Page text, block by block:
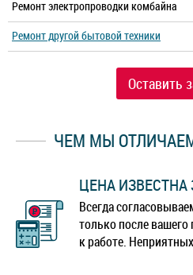
Ремонт электропроводки комбайна
Ремонт другой бытовой техники
Оставить
ЧЕМ МЫ
ЦЕНА ИЗВЕСТНА
Всегда
только после
к работе.